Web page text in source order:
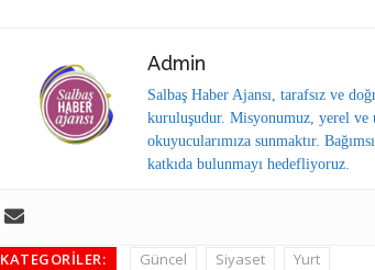
Admin
Salbaş Haber Ajansı, tarafsız ve
kuruluşudur. Misyonumuz, yerel ve
okuyucularımıza sunmaktır.
katkıda bulunmayı hedefliyoruz.
KATEGORILER: Güncel Siyaset
Yurt